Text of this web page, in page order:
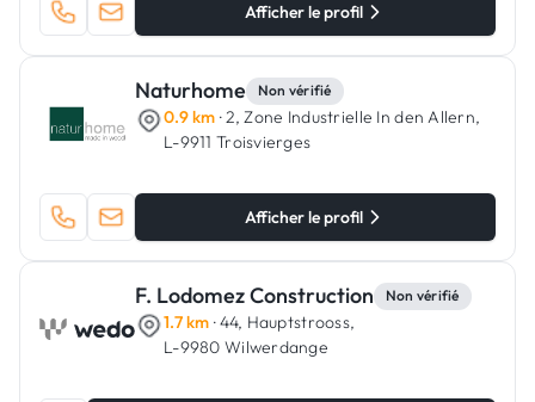
Afficher le profil
Naturhome Non vérifié
0.9 km · 2, Zone Industrielle In den Allern,
L-9911 Troisvierges
Afficher le profil
F. Lodomez Construction Non vérifié
1.7 km · 44, Hauptstrooss,
L-9980 Wilwerdange